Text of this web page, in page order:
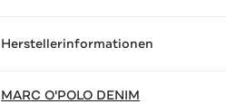
Herstellerinformationen
MARC O'POLO DENIM